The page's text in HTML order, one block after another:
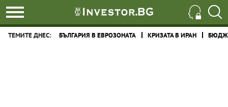
ТЕМИТЕ ДНЕС: БЪЛГАРИЯ В ЕВРОЗОНАТА КРИЗАТА В ИРАН